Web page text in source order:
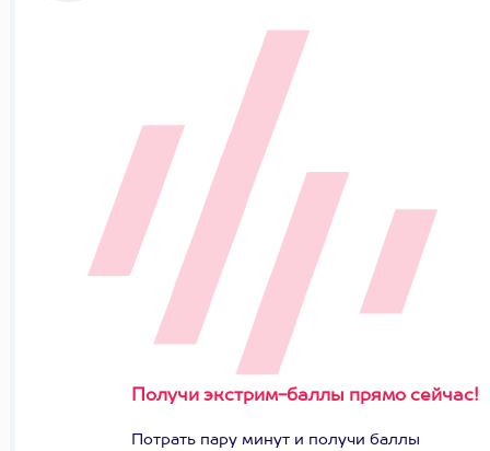
Получи экстрим-баллы прямо сейчас!
Потрать пару минут и получи баллы